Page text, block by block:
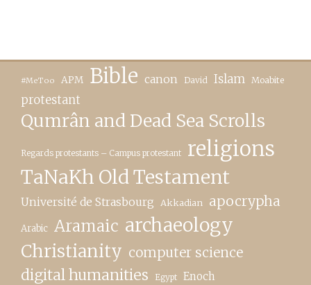
#MeToo APM Bible canon David Islam Moabite
protestant
Qumrân and Dead Sea Scrolls
Regards protestants – Campus protestant religions
TaNaKh Old Testament
Université de Strasbourg Akkadian apocrypha
Arabic Aramaic archaeology
Christianity computer science
digital humanities Egypt Enoch